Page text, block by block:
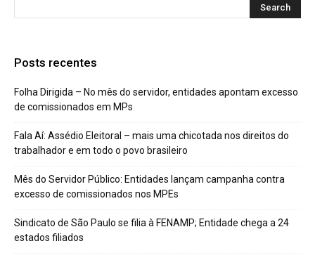
Posts recentes
Folha Dirigida – No mês do servidor, entidades apontam excesso
de comissionados em MPs
Fala Aí: Assédio Eleitoral – mais uma chicotada nos direitos do
trabalhador e em todo o povo brasileiro
Mês do Servidor Público: Entidades lançam campanha contra
excesso de comissionados nos MPEs
Sindicato de São Paulo se filia à FENAMP; Entidade chega a 24
estados filiados